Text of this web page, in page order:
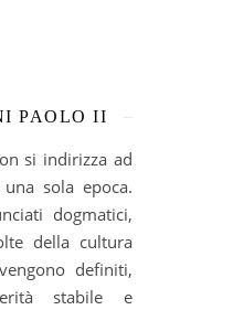
PAOLO II
sola epoca.
dogmatici,
della cultura
definiti,
stabile e